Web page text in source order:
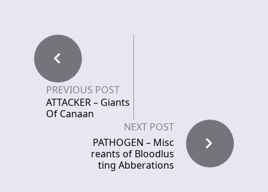
PREVIOUS POST
ATTACKER – Giants
Of Canaan
NEXT POST
PATHOGEN – Misc
reants of Bloodlus
ting Abberations